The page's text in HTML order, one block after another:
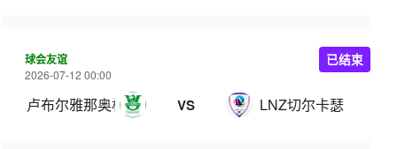
球会友谊
2026-07-12 00:00
卢布尔雅那奥林匹亚 VS LNZ切尔卡瑟
已结束